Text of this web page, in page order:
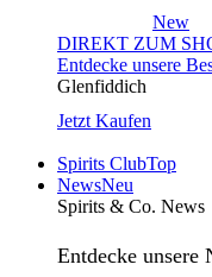
New
DIREKT ZUM
Entdecke unsere
Glenfiddich
Jetzt Kaufen
Spirits ClubTop
NewsNeu
Spirits & Co. News
Entdecke unsere